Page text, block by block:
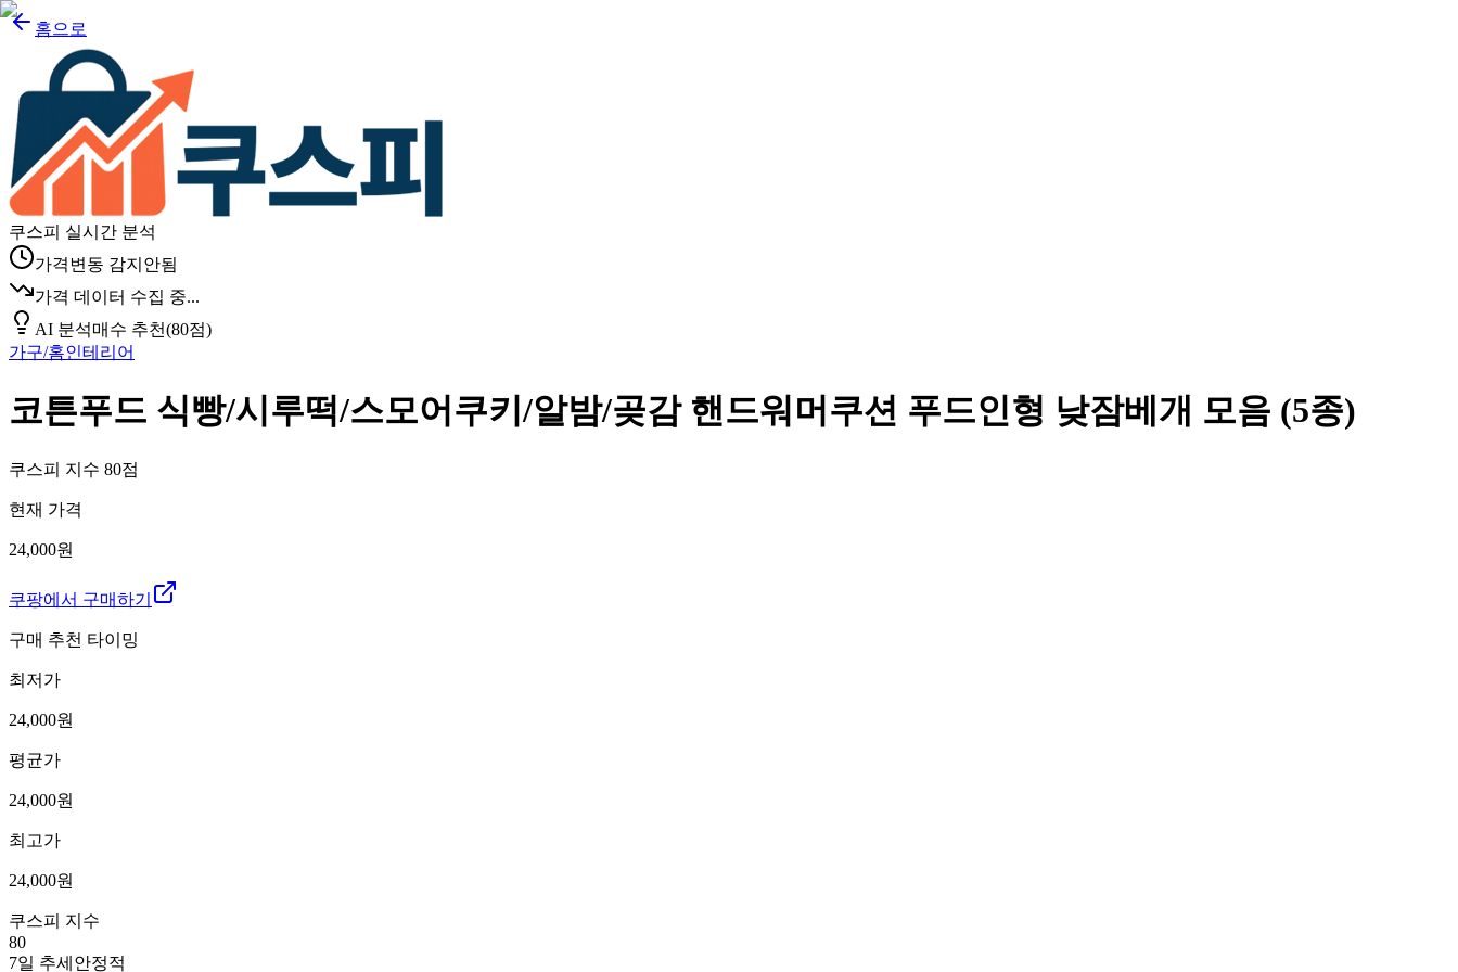
홈으로
쿠스피 실시간 분석
가격변동 감지안됨
가격 데이터 수집 중...
AI 분석매수 추천(80점)
가구/홈인테리어
코튼푸드 식빵/시루떡/스모어쿠키/알밤/곶감 핸드워머쿠션 푸드인형 낮잠베개 모음 (5종)
쿠스피 지수 80점
현재 가격
24,000원
쿠팡에서 구매하기
구매 추천 타이밍
최저가
24,000원
평균가
24,000원
최고가
24,000원
쿠스피 지수
80
7일 추세 안정적